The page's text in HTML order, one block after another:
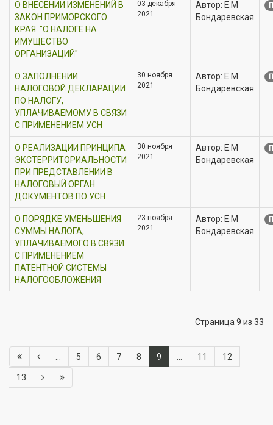
О ВНЕСЕНИИ ИЗМЕНЕНИЙ В
ЗАКОН ПРИМОРСКОГО
КРАЯ "О НАЛОГЕ НА
ИМУЩЕСТВО
ОРГАНИЗАЦИЙ"
03 декабря
2021
Автор: Е.М
Бондаревская
О ЗАПОЛНЕНИИ
НАЛОГОВОЙ ДЕКЛАРАЦИИ
ПО НАЛОГУ,
УПЛАЧИВАЕМОМУ В СВЯЗИ
С ПРИМЕНЕНИЕМ УСН
30 ноября
2021
Автор: Е.М
Бондаревская
О РЕАЛИЗАЦИИ ПРИНЦИПА
ЭКСТЕРРИТОРИАЛЬНОСТИ
ПРИ ПРЕДСТАВЛЕНИИ В
НАЛОГОВЫЙ ОРГАН
ДОКУМЕНТОВ ПО УСН
30 ноября
2021
Автор: Е.М
Бондаревская
О ПОРЯДКЕ УМЕНЬШЕНИЯ
СУММЫ НАЛОГА,
УПЛАЧИВАЕМОГО В СВЯЗИ
С ПРИМЕНЕНИЕМ
ПАТЕНТНОЙ СИСТЕМЫ
НАЛОГООБЛОЖЕНИЯ
23 ноября
2021
Автор: Е.М
Бондаревская
Страница 9 из 33
5 6 7 8 9 11 12
13